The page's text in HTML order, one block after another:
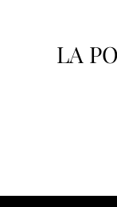
LA